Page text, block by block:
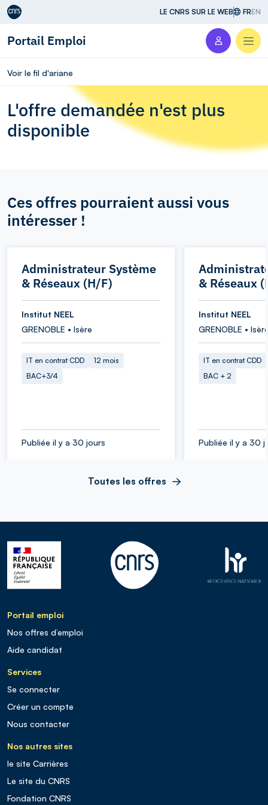
Aller au contenu LE CNRS SUR LE WEB FREN
Portail Emploi
Voir le fil d'ariane
L'offre demandée n'est plus
disponible
Ces offres pourraient aussi vous
intéresser !
Administrateur Système
& Réseaux (H/F)
Institut NEEL
GRENOBLE • Isère
IT en contrat CDD
12 mois
BAC+3/4
Publiée il y a 30 jours
& Réseaux
Institut NEEL
GRENOBLE •
IT en contrat CDD
BAC + 2
Publiée il y a 30
Toutes les offres
Portail emploi
Nos offres d’emploi
Aide candidat
Services
Se connecter
Créer un compte
Nous contacter
Nos autres sites
le site Carrières
Le site du CNRS
Fondation CNRS